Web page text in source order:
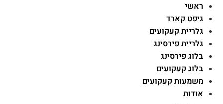
ראשי
גיפט קארד
גלריית קעקועים
גלריית פירסינג
בלוג פירסינג
בלוג קעקועים
משמעות קעקועים
אודות